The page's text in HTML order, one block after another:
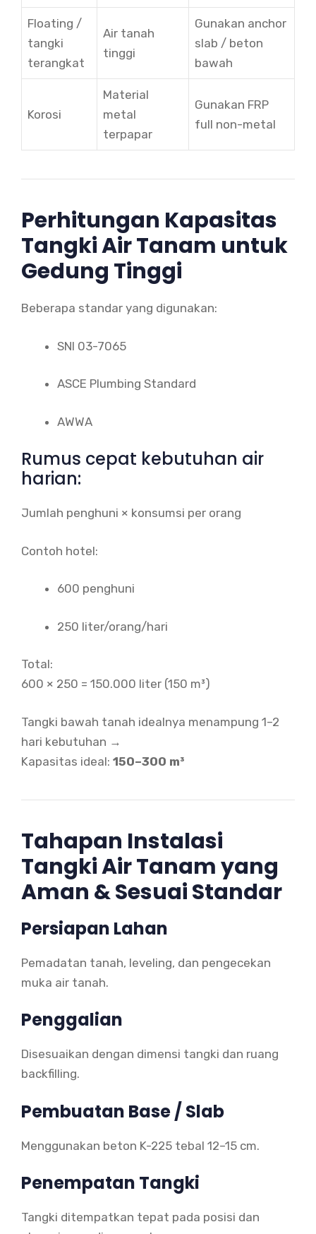
Floating /
tangki
terangkat
Air tanah
tinggi
Gunakan anchor
slab / beton
bawah
Korosi
Material
metal
terpapar
Gunakan FRP
full non-metal
Perhitungan Kapasitas
Tangki Air Tanam untuk
Gedung Tinggi
Beberapa standar yang digunakan:
SNI 03-7065
ASCE Plumbing Standard
AWWA
Rumus cepat kebutuhan air
harian:
Jumlah penghuni × konsumsi per orang
Contoh hotel:
600 penghuni
250 liter/orang/hari
Total:
600 × 250 = 150.000 liter (150 m³)
Tangki bawah tanah idealnya menampung 1–2
hari kebutuhan →
Kapasitas ideal: 150–300 m³
Tahapan Instalasi
Tangki Air Tanam yang
Aman & Sesuai Standar
Persiapan Lahan
Pemadatan tanah, leveling, dan pengecekan
muka air tanah.
Penggalian
Disesuaikan dengan dimensi tangki dan ruang
backfilling.
Pembuatan Base / Slab
Menggunakan beton K-225 tebal 12–15 cm.
Penempatan Tangki
Tangki ditempatkan tepat pada posisi dan